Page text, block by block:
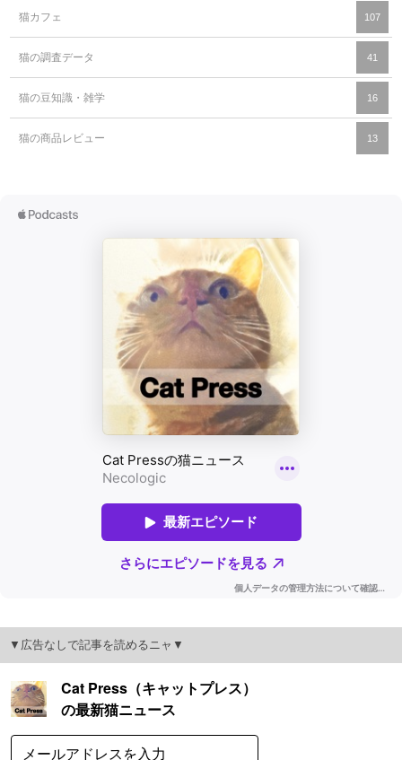
猫カフェ 107
猫の調査データ 41
猫の豆知識・雑学 16
猫の商品レビュー 13
▼広告なしで記事を読めるニャ▼